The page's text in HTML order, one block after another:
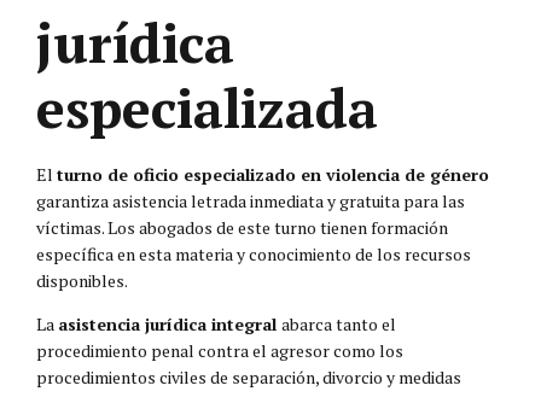
jurídica
especializada
El turno de oficio especializado en violencia de género
garantiza asistencia letrada inmediata y gratuita para las
víctimas. Los abogados de este turno tienen formación
específica en esta materia y conocimiento de los recursos
disponibles.
La asistencia jurídica integral abarca tanto el
procedimiento penal contra el agresor como los
procedimientos civiles de separación, divorcio y medidas